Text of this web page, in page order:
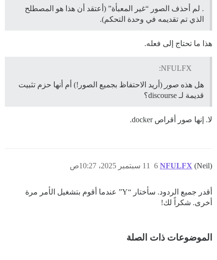
. لم أحذف الصور “غير المعبأة” (أعتقد أن هذا هو المصطلح
الذي تم تقديمه في وحدة التحكم).
هذا ما تحتاج إلى فعله.
NFULFX:
هل هذه صور (أريد الاحتفاظ بجميع الصور!) أم أنها حزم تثبيت
قديمة لـ discourse؟
لا. إنها صور أقراص docker.
NFULFX (Neil) 11 سبتمبر 2025، 10:27ص 6
أقدر جميع الردود. سأختار “Y” عندما أقوم بتشغيل الأمر مرة
أخرى. شكراً لك!
الموضوعات ذات الصلة